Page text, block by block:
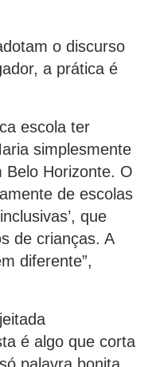
o discurso
a prática é
escola ter
simplesmente
Belo Horizonte. O
de escolas
que
de crianças. A
diferente”,
é algo que corta